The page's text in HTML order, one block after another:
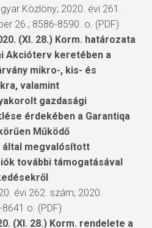
Közlöny; 2020. évi 261.
26.; 8586-8590. o. (PDF)
(XI. 28.) Korm. határozata
Akcióterv keretében a
mikro-, kis- és
valamint
gazdasági
érdekében a Garantiqa
Működő
által megvalósított
további támogatásával
évi 262. szám; 2020.
o. (PDF)
(XI. 28.) Korm. rendelete a